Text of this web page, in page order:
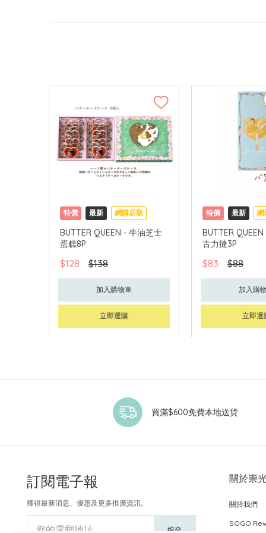
特價 最新 網購店取
BUTTER QUEEN - 牛油芝士
蛋糕8P
$128 $138
加入購物車
立即選購
特價 最新 網
BUTTER
古力撻3P
$83 $88
加入購
立即選
買滿$600免費本地送貨
訂閱電子報
獲得最新消息、優惠及更多推廣資訊。
您的電郵地址 提交
關於崇
關於我們
SOGO